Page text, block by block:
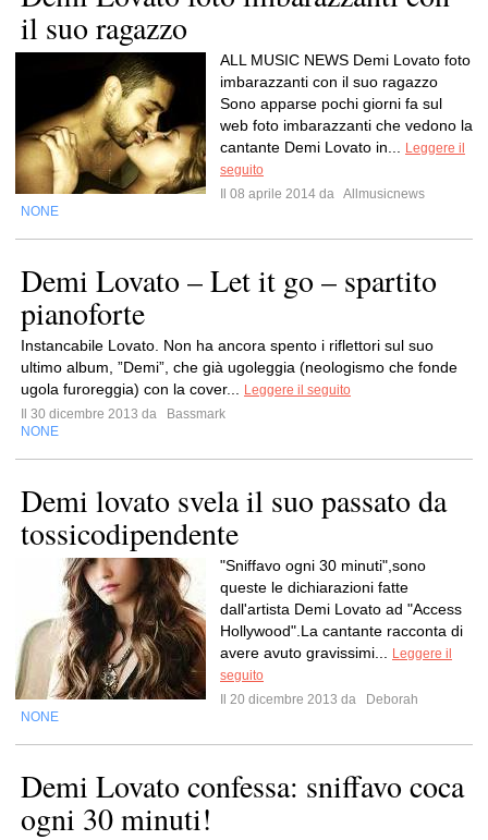
il suo ragazzo
ALL MUSIC NEWS Demi Lovato foto
imbarazzanti con il suo ragazzo
Sono apparse pochi giorni fa sul
web foto imbarazzanti che vedono la
cantante Demi Lovato in...
Leggere il
seguito
Il 08 aprile 2014 da Allmusicnews
NONE
Demi Lovato – Let it go – spartito
pianoforte
Instancabile Lovato. Non ha ancora spento i riflettori sul suo
ultimo album, ”Demi”, che già ugoleggia (neologismo che fonde
ugola furoreggia) con la cover...
Leggere il seguito
Il 30 dicembre 2013 da
Bassmark
NONE
Demi lovato svela il suo passato da
tossicodipendente
"Sniffavo ogni 30 minuti",sono
queste le dichiarazioni fatte
dall'artista Demi Lovato ad "Access
Hollywood".La cantante racconta di
avere avuto gravissimi...
Leggere il
seguito
Il 20 dicembre 2013 da
Deborah
NONE
Demi Lovato confessa: sniffavo coca
ogni 30 minuti!